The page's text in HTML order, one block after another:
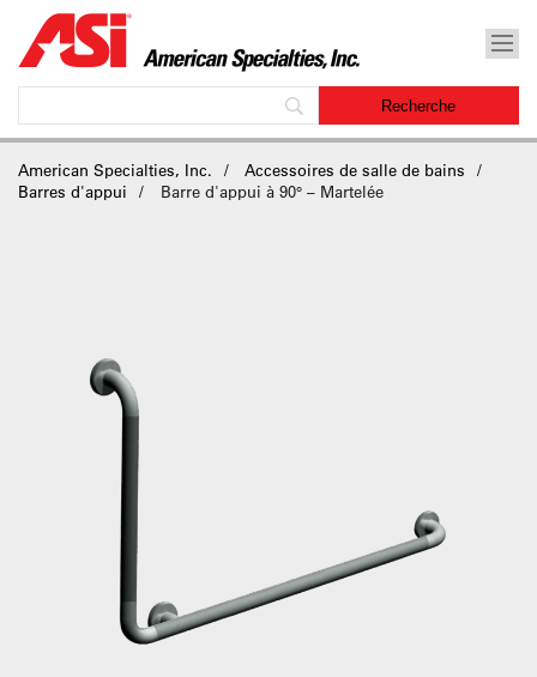
American Specialties, Inc.
Accessoires de salle de bains
Barres d'appui
Barre d'appui à 90° – Martelée